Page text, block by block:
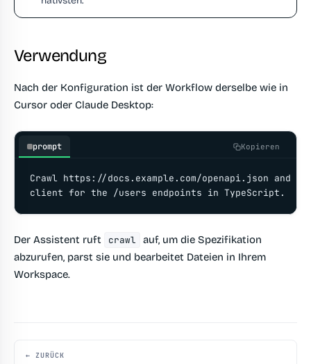
Verwendung
Nach der Konfiguration ist der Workflow derselbe wie in
Cursor oder Claude Desktop:
prompt Kopieren
Crawl https://docs.example.com/openapi.json and
client for the /users endpoints in TypeScript.
Der Assistent ruft crawl
auf, um die Spezifikation
abzurufen, parst sie und bearbeitet Dateien in Ihrem
Workspace.
← ZURÜCK